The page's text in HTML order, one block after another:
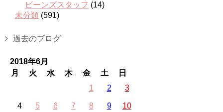
ビーンズスタッフ (14)
未分類 (591)
過去のブログ
2018年6月
月
火 水 木 金 土
日
1
2 3
4 5 6 7 8 9 10